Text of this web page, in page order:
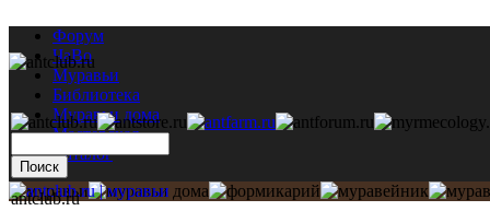
Форум
ЧаВо
Муравьи
Библиотека
Муравьи дома
Мастерская
Каталог
antclub.ru